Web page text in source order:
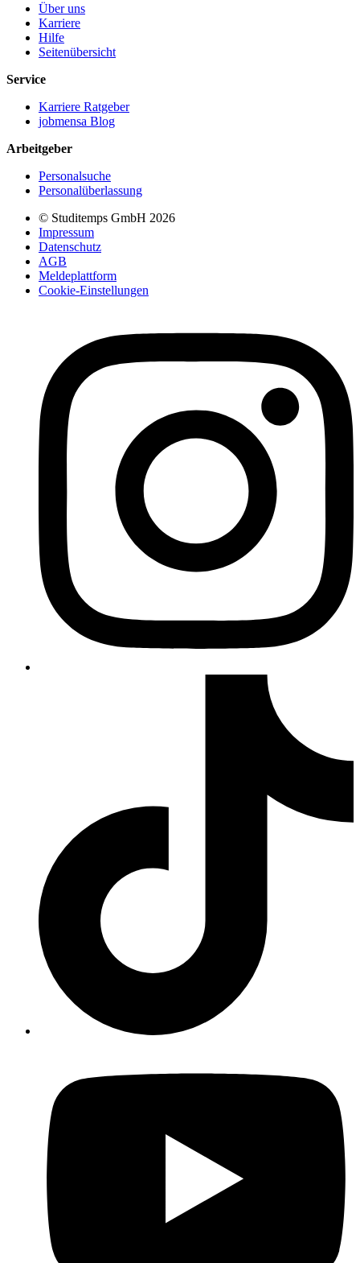
Über uns
Karriere
Hilfe
Seitenübersicht
Service
Karriere Ratgeber
jobmensa Blog
Arbeitgeber
Personalsuche
Personalüberlassung
© Studitemps GmbH 2026
Impressum
Datenschutz
AGB
Meldeplattform
Cookie-Einstellungen